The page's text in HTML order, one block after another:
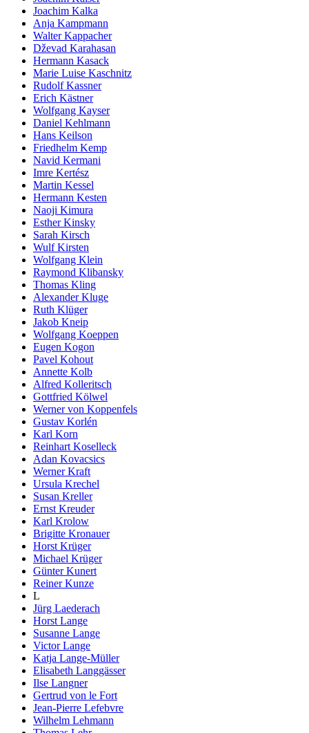
Joachim Kalka
Anja Kampmann
Walter Kappacher
Dževad Karahasan
Hermann Kasack
Marie Luise Kaschnitz
Rudolf Kassner
Erich Kästner
Wolfgang Kayser
Daniel Kehlmann
Hans Keilson
Friedhelm Kemp
Navid Kermani
Imre Kertész
Martin Kessel
Hermann Kesten
Naoji Kimura
Esther Kinsky
Sarah Kirsch
Wulf Kirsten
Wolfgang Klein
Raymond Klibansky
Thomas Kling
Alexander Kluge
Ruth Klüger
Jakob Kneip
Wolfgang Koeppen
Eugen Kogon
Pavel Kohout
Annette Kolb
Alfred Kolleritsch
Gottfried Kölwel
Werner von Koppenfels
Gustav Korlén
Karl Korn
Reinhart Koselleck
Adan Kovacsics
Werner Kraft
Ursula Krechel
Susan Kreller
Ernst Kreuder
Karl Krolow
Brigitte Kronauer
Horst Krüger
Michael Krüger
Günter Kunert
Reiner Kunze
L
Jürg Laederach
Horst Lange
Susanne Lange
Victor Lange
Katja Lange-Müller
Elisabeth Langgässer
Ilse Langner
Gertrud von le Fort
Jean-Pierre Lefebvre
Wilhelm Lehmann